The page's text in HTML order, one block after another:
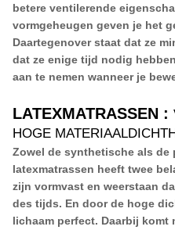
betere ventilerende
vormgeheugen geven je het
Daartegenover staat dat ze
dat ze enige tijd nodig
aan te nemen wanneer je
LATEXMATRASSEN :
HOGE
Zowel de synthetische als de
latexmatrassen heeft twee
zijn vormvast en weerstaan
des tijds. En door de hoge
lichaam perfect. Daarbij komt